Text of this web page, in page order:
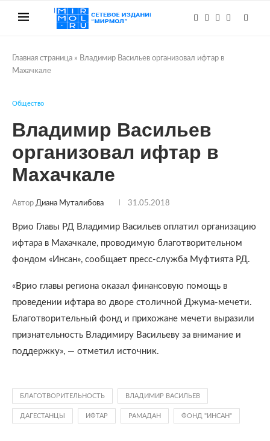
Главная страница » Владимир Васильев организовал ифтар в
Махачкале
Общество
Владимир Васильев
организовал ифтар в
Махачкале
Автор Диана Муталибова 31.05.2018
Врио Главы РД Владимир Васильев оплатил организацию
ифтара в Махачкале, проводимую благотворительном
фондом «Инсан», сообщает пресс-служба Муфтията РД.
«Врио главы региона оказал финансовую помощь в
проведении ифтара во дворе столичной Джума-мечети.
Благотворительный фонд и прихожане мечети выразили
признательность Владимиру Васильеву за внимание и
поддержку», — отметил источник.
БЛАГОТВОРИТЕЛЬНОСТЬ ВЛАДИМИР ВАСИЛЬЕВ
ДАГЕСТАНЦЫ ИФТАР РАМАДАН ФОНД "ИНСАН"